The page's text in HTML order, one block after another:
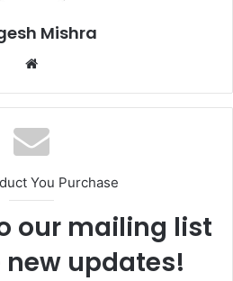
Mishra
Website
You Purchase
our mailing list
updates!